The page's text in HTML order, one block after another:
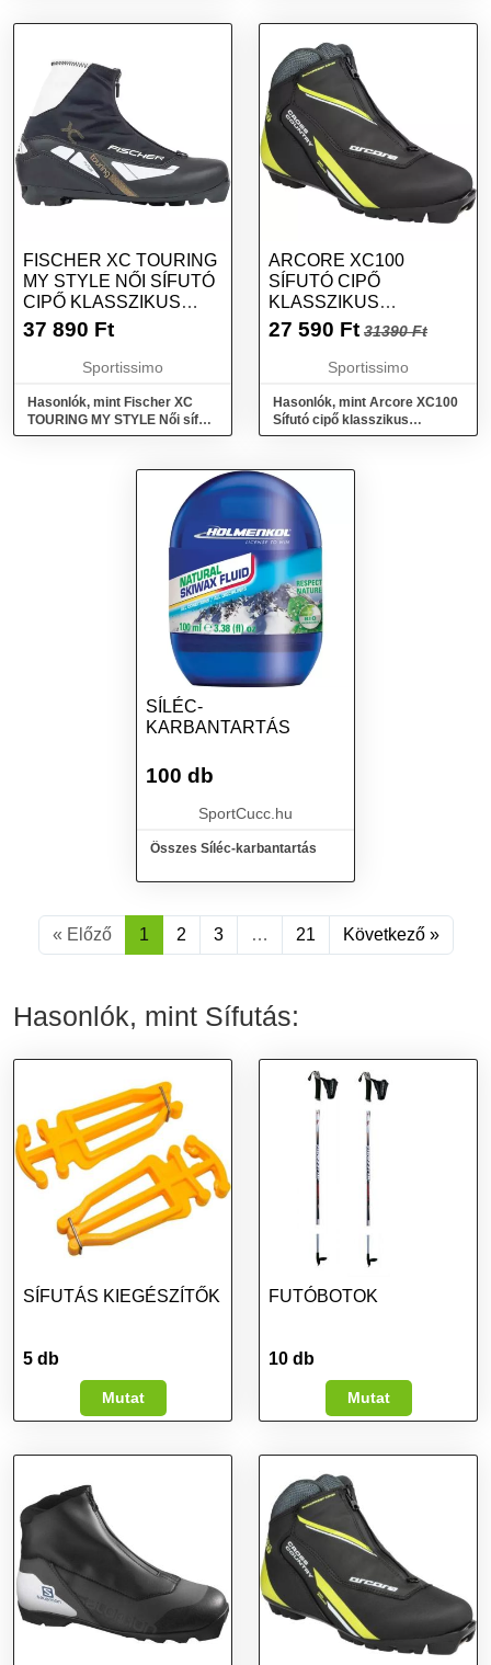
FISCHER XC TOURING
MY STYLE NŐI SÍFUTÓ
CIPŐ KLASSZIKUS
STÍLUSRA, FEKETE,
37 890 Ft
Sportissimo
Hasonlók, mint Fischer XC
TOURING MY STYLE Női sífutó
cipő klasszikus stílusra,
ARCORE XC100
SÍFUTÓ CIPŐ
KLASSZIKUS
SÍFUTÁSHOZ, FEKETE,
27 590 Ft 31390 Ft
Sportissimo
Hasonlók, mint Arcore XC100
Sífutó cipő klasszikus
sífutáshoz, fekete, méret
SÍLÉC-
KARBANTARTÁS
100 db
SportCucc.hu
Összes Síléc-karbantartás
« Előző 1 2 3 … 21 Következő »
Hasonlók, mint Sífutás:
SÍFUTÁS KIEGÉSZÍTŐK
5 db
Mutat
FUTÓBOTOK
10 db
Mutat